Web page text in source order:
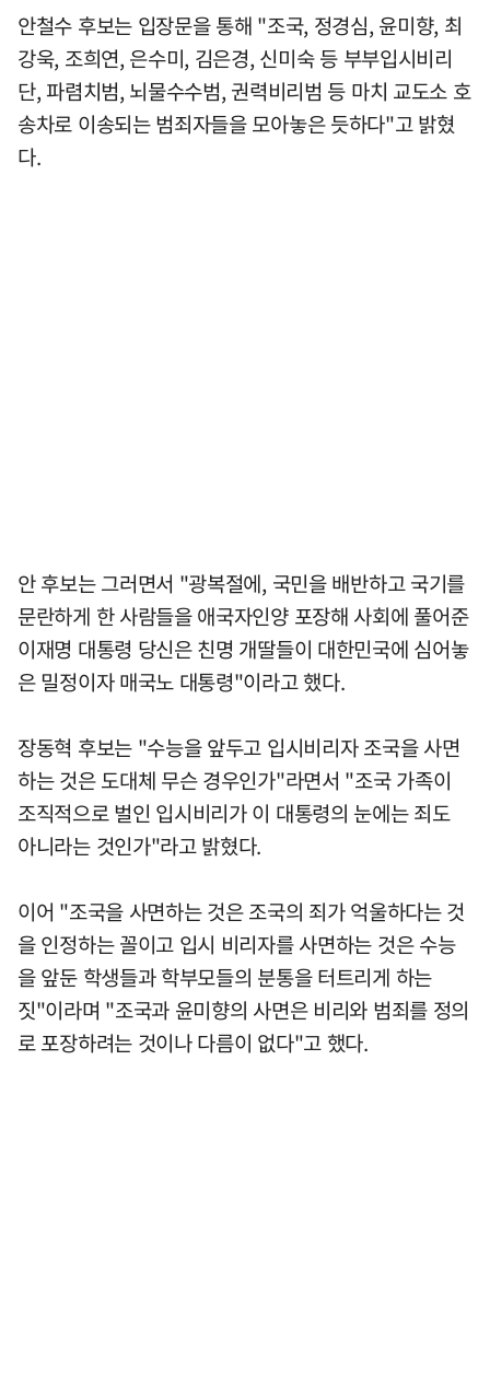
안철수 후보는 입장문을 통해 "조국, 정경심, 윤미향, 최
강욱, 조희연, 은수미, 김은경, 신미숙 등 부부입시비리
단, 파렴치범, 뇌물수수범, 권력비리범 등 마치 교도소 호
송차로 이송되는 범죄자들을 모아놓은 듯하다"고 밝혔
다.
안 후보는 그러면서 "광복절에, 국민을 배반하고 국기를
문란하게 한 사람들을 애국자인양 포장해 사회에 풀어준
이재명 대통령 당신은 친명 개딸들이 대한민국에 심어놓
은 밀정이자 매국노 대통령"이라고 했다.
장동혁 후보는 "수능을 앞두고 입시비리자 조국을 사면
하는 것은 도대체 무슨 경우인가"라면서 "조국 가족이
조직적으로 벌인 입시비리가 이 대통령의 눈에는 죄도
아니라는 것인가"라고 밝혔다.
이어 "조국을 사면하는 것은 조국의 죄가 억울하다는 것
을 인정하는 꼴이고 입시 비리자를 사면하는 것은 수능
을 앞둔 학생들과 학부모들의 분통을 터트리게 하는
짓"이라며 "조국과 윤미향의 사면은 비리와 범죄를 정의
로 포장하려는 것이나 다름이 없다"고 했다.